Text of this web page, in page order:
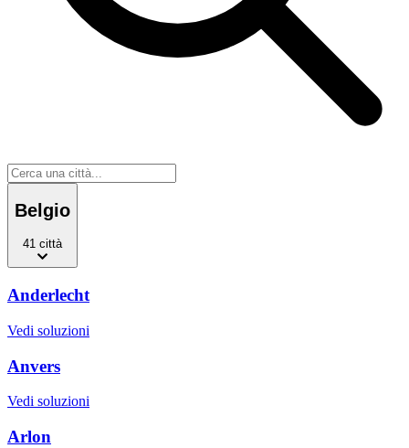
Belgio
41 città
Anderlecht
Vedi soluzioni
Anvers
Vedi soluzioni
Arlon